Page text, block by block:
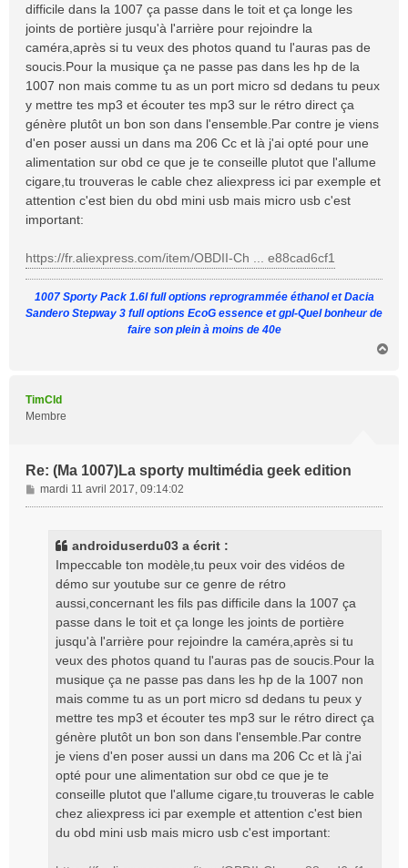
g
e
difficile dans la 1007 ça passe dans le toit et ça longe les
joints de portière jusqu'à l'arrière pour rejoindre la
caméra,après si tu veux des photos quand tu l'auras pas de
soucis.Pour la musique ça ne passe pas dans les hp de la
1007 non mais comme tu as un port micro sd dedans tu peux
y mettre tes mp3 et écouter tes mp3 sur le rétro direct ça
génère plutôt un bon son dans l'ensemble.Par contre je viens
d'en poser aussi un dans ma 206 Cc et là j'ai opté pour une
alimentation sur obd ce que je te conseille plutot que l'allume
cigare,tu trouveras le cable chez aliexpress ici par exemple et
attention c'est bien du obd mini usb mais micro usb c'est
important:
https://fr.aliexpress.com/item/OBDII-Ch ... e88cad6cf1
1007 Sporty Pack 1.6l full options reprogrammée éthanol et Dacia
Sandero Stepway 3 full options EcoG essence et gpl-Quel bonheur de
faire son plein à moins de 40e
TimCld
Membre
Re: (Ma 1007)La sporty multimédia geek edition
M
e
mardi 11 avril 2017, 09:14:02
androiduserdu03 a écrit :
Impeccable ton modèle,tu peux voir des vidéos de
démo sur youtube sur ce genre de rétro
aussi,concernant les fils pas difficile dans la 1007 ça
passe dans le toit et ça longe les joints de portière
jusqu'à l'arrière pour rejoindre la caméra,après si tu
veux des photos quand tu l'auras pas de soucis.Pour la
musique ça ne passe pas dans les hp de la 1007 non
mais comme tu as un port micro sd dedans tu peux y
mettre tes mp3 et écouter tes mp3 sur le rétro direct ça
génère plutôt un bon son dans l'ensemble.Par contre
je viens d'en poser aussi un dans ma 206 Cc et là j'ai
opté pour une alimentation sur obd ce que je te
conseille plutot que l'allume cigare,tu trouveras le cable
chez aliexpress ici par exemple et attention c'est bien
du obd mini usb mais micro usb c'est important: